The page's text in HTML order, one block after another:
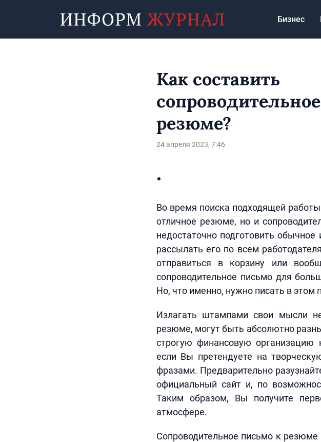
Бизнес
Как составить
резюме?
24 апреля 2023, 7:46
Во время поиска подходящей
отличное резюме, но и
недостаточно подготовить
рассылать его по всем
отправиться в корзину или
сопроводительное письмо для
Но, что именно, нужно писать в этом
Излагать штампами свои мысли
резюме, могут быть абсолютно
строгую финансовую организацию
если Вы претендуете на
фразами. Предварительно
официальный сайт и, по
Таким образом, Вы получите
атмосфере.
Сопроводительное письмо к